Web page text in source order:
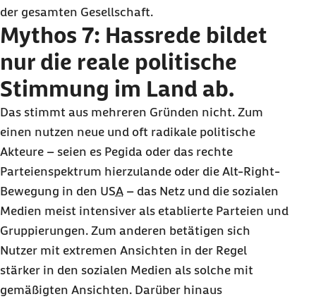
der gesamten Gesellschaft.
Mythos 7: Hassrede bildet
nur die reale politische
Stimmung im Land ab.
Das stimmt aus mehreren Gründen nicht. Zum
einen nutzen neue und oft radikale politische
Akteure – seien es Pegida oder das rechte
Parteienspektrum hierzulande oder die Alt-Right-
Bewegung in den USA – das Netz und die sozialen
Medien meist intensiver als etablierte Parteien und
Gruppierungen. Zum anderen betätigen sich
Nutzer mit extremen Ansichten in der Regel
stärker in den sozialen Medien als solche mit
gemäßigten Ansichten. Darüber hinaus